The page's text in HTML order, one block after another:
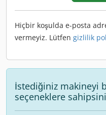
Hiçbir koşulda e-posta
vermeyiz. Lütfen gizlilik
İstediğiniz makineyi
seçeneklere